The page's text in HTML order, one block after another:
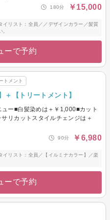
180分 ￥15,000
リスト：全員／／デザインカラー／髪質
ーで予約
トメント
＋【トリートメント】
ー■白髪染めは＋￥1,000■カット
リカットスタイルチェンジは＋
90分 ￥6,980
リスト：全員／【イルミナカラー】／楽
ーで予約